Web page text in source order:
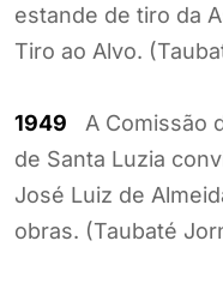
estande de tiro da
Tiro ao Alvo.
1949 A Comissão
de Santa Luzia
José Luiz de
obras. (Taubaté